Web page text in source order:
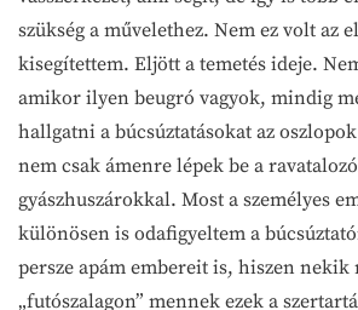
szükség a művelethez. Nem ez volt az
kisegítettem. Eljött a temetés ideje.
amikor ilyen beugró vagyok, mindig
hallgatni a búcsúztatásokat az
nem csak ámenre lépek be a
gyászhuszárokkal. Most a személyes
különösen is odafigyeltem a
persze apám embereit is, hiszen nekik
„futószalagon” mennek ezek a